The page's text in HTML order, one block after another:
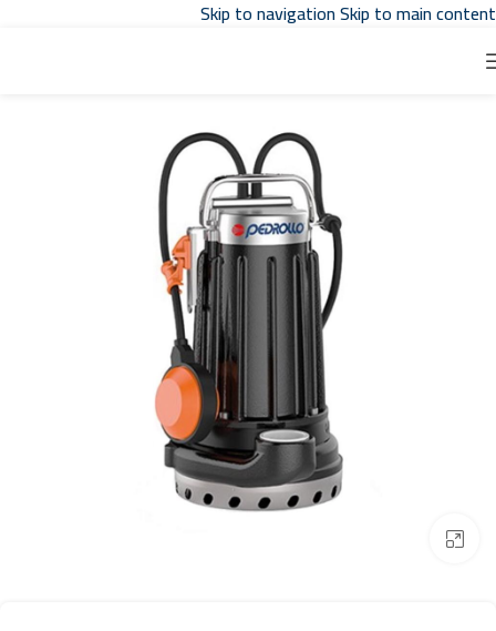
Skip to navigationSkip to main content